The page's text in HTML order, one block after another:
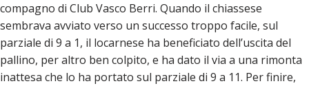
compagno di Club Vasco Berri. Quando il chiassese
sembrava avviato verso un successo troppo facile, sul
parziale di 9 a 1, il locarnese ha beneficiato dell’uscita del
pallino, per altro ben colpito, e ha dato il via a una rimonta
inattesa che lo ha portato sul parziale di 9 a 11. Per finire,